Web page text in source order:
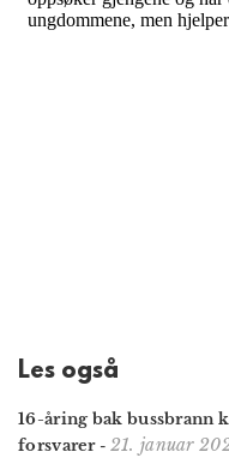
Les også
16-åring bak bussbrann
forsvarer- 21. januar